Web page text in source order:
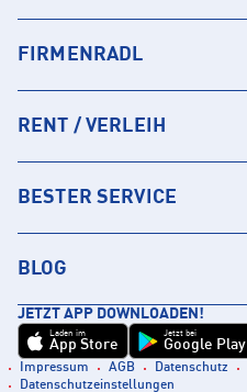
FIRMENRADL
RENT / VERLEIH
BESTER SERVICE
BLOG
JETZT APP DOWNLOADEN!
Laden im
App Store
Jetzt bei
Google Play
Impressum AGB Datenschutz
Datenschutzeinstellungen